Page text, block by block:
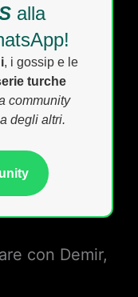
alla
, i gossip e le
turche
community
degli altri.
con Demir,